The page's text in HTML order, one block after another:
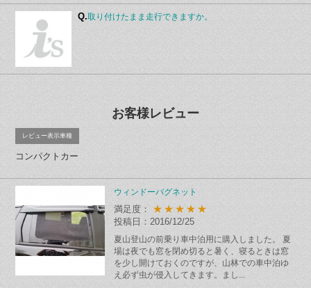
Q.取り付けたまま走行できますか。
お客様レビュー
レビュー表示車種
コンパクトカー
ウィンドーバグネット
満足度： ★★★★★
投稿日：2016/12/25
夏山登山の前乗り車中泊用に購入しました。 夏
場は夜でも窓を閉め切ると暑く、寝るときは窓
を少し開けておくのですが、山林での車中泊ゆ
え必ず虫が侵入してきます。まし...